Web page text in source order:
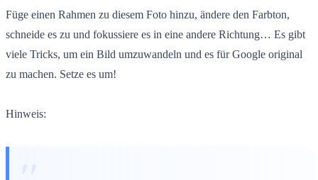
Füge einen Rahmen zu diesem Foto hinzu, ändere den Farbton,
schneide es zu und fokussiere es in eine andere Richtung… Es gibt
viele Tricks, um ein Bild umzuwandeln und es für Google original
zu machen. Setze es um!
Hinweis: